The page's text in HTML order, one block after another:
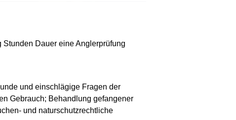
Dauer eine Anglerprüfung
und einschlägige Fragen der
Gebrauch; Behandlung gefangener
und naturschutzrechtliche